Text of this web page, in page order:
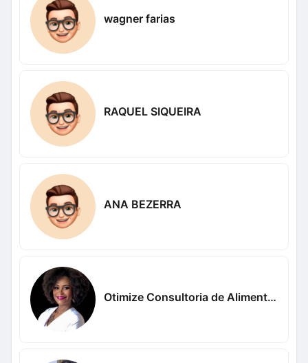
wagner farias
RAQUEL SIQUEIRA
ANA BEZERRA
Otimize Consultoria de Alimentos